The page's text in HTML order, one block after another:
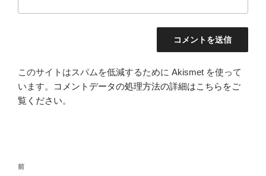
このサイトはスパムを低減するために Akismet を使って
います。
コメントデータの処理方法の詳細はこちらをご
覧ください。
投
前
前